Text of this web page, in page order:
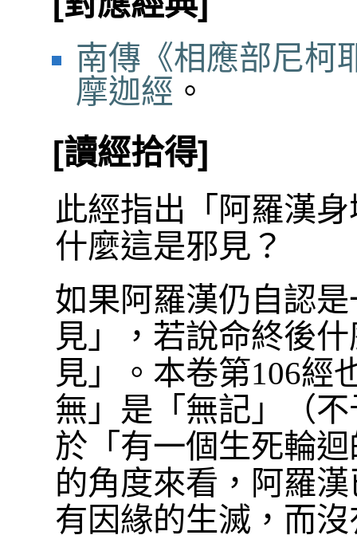
南傳《相應部尼柯
摩迦經 。
[讀經拾得]
此經指出「阿羅漢
什麼這是邪見？
如果阿羅漢仍自認
見」，若說命終後
見」。本卷第106經
無」是「無記」（
於「有一個生死輪
的角度來看，阿羅
有因緣的生滅，而